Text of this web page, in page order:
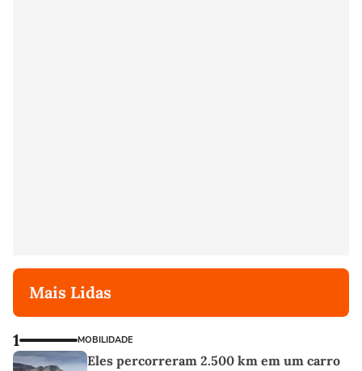
Mais Lidas
1 MOBILIDADE
Eles percorreram 2.500 km em um carro